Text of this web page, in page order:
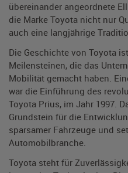
übereinander angeordnete
die Marke Toyota nicht nur
auch eine langjährige
Die Geschichte von Toyota
Meilensteinen, die das
Mobilität gemacht haben.
war die Einführung des
Toyota Prius, im Jahr 1997.
Grundstein für die
sparsamer Fahrzeuge und
Automobilbranche.
Toyota steht für